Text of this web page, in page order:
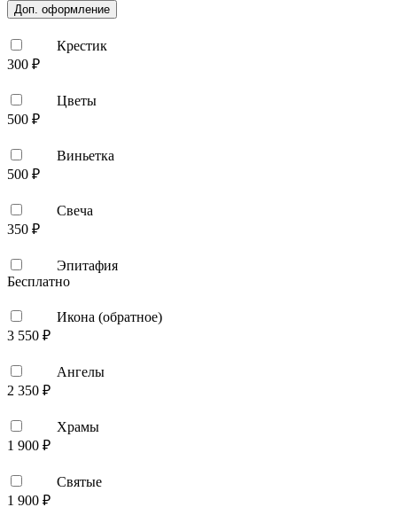
Доп. оформление
Крестик
300 ₽
Цветы
500 ₽
Виньетка
500 ₽
Свеча
350 ₽
Эпитафия
Бесплатно
Икона (обратное)
3 550 ₽
Ангелы
2 350 ₽
Храмы
1 900 ₽
Святые
1 900 ₽